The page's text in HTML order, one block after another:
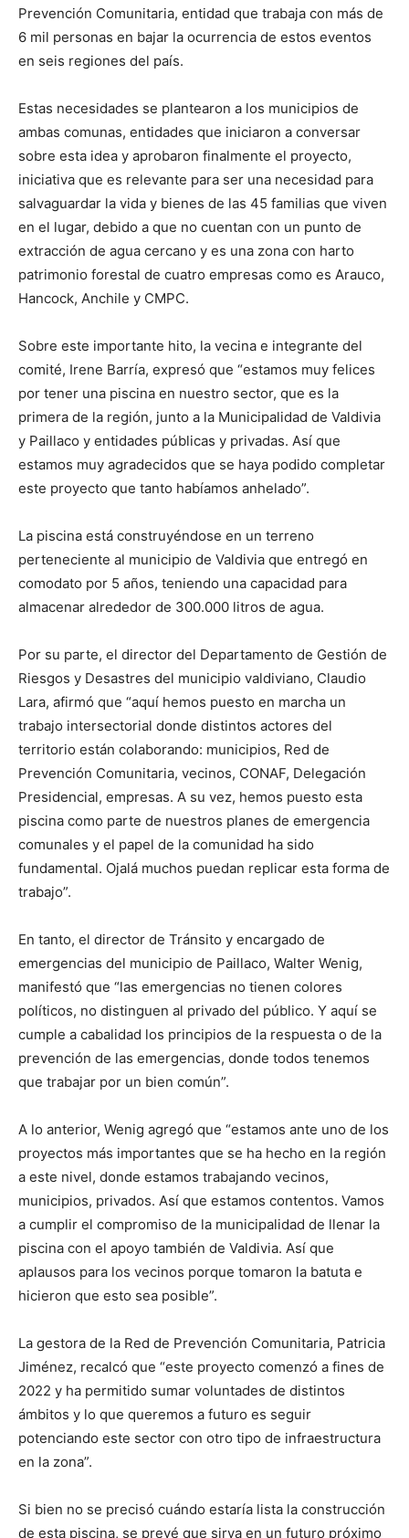
Prevención Comunitaria, entidad que trabaja con más de
6 mil personas en bajar la ocurrencia de estos eventos
en seis regiones del país.
Estas necesidades se plantearon a los municipios de
ambas comunas, entidades que iniciaron a conversar
sobre esta idea y aprobaron finalmente el proyecto,
iniciativa que es relevante para ser una necesidad para
salvaguardar la vida y bienes de las 45 familias que viven
en el lugar, debido a que no cuentan con un punto de
extracción de agua cercano y es una zona con harto
patrimonio forestal de cuatro empresas como es Arauco,
Hancock, Anchile y CMPC.
Sobre este importante hito, la vecina e integrante del
comité, Irene Barría, expresó que “estamos muy felices
por tener una piscina en nuestro sector, que es la
primera de la región, junto a la Municipalidad de Valdivia
y Paillaco y entidades públicas y privadas. Así que
estamos muy agradecidos que se haya podido completar
este proyecto que tanto habíamos anhelado”.
La piscina está construyéndose en un terreno
perteneciente al municipio de Valdivia que entregó en
comodato por 5 años, teniendo una capacidad para
almacenar alrededor de 300.000 litros de agua.
Por su parte, el director del Departamento de Gestión de
Riesgos y Desastres del municipio valdiviano, Claudio
Lara, afirmó que “aquí hemos puesto en marcha un
trabajo intersectorial donde distintos actores del
territorio están colaborando: municipios, Red de
Prevención Comunitaria, vecinos, CONAF, Delegación
Presidencial, empresas. A su vez, hemos puesto esta
piscina como parte de nuestros planes de emergencia
comunales y el papel de la comunidad ha sido
fundamental. Ojalá muchos puedan replicar esta forma de
trabajo”.
En tanto, el director de Tránsito y encargado de
emergencias del municipio de Paillaco, Walter Wenig,
manifestó que “las emergencias no tienen colores
políticos, no distinguen al privado del público. Y aquí se
cumple a cabalidad los principios de la respuesta o de la
prevención de las emergencias, donde todos tenemos
que trabajar por un bien común”.
A lo anterior, Wenig agregó que “estamos ante uno de los
proyectos más importantes que se ha hecho en la región
a este nivel, donde estamos trabajando vecinos,
municipios, privados. Así que estamos contentos. Vamos
a cumplir el compromiso de la municipalidad de llenar la
piscina con el apoyo también de Valdivia. Así que
aplausos para los vecinos porque tomaron la batuta e
hicieron que esto sea posible”.
La gestora de la Red de Prevención Comunitaria, Patricia
Jiménez, recalcó que “este proyecto comenzó a fines de
2022 y ha permitido sumar voluntades de distintos
ámbitos y lo que queremos a futuro es seguir
potenciando este sector con otro tipo de infraestructura
en la zona”.
Si bien no se precisó cuándo estaría lista la construcción
de esta piscina, se prevé que sirva en un futuro próximo